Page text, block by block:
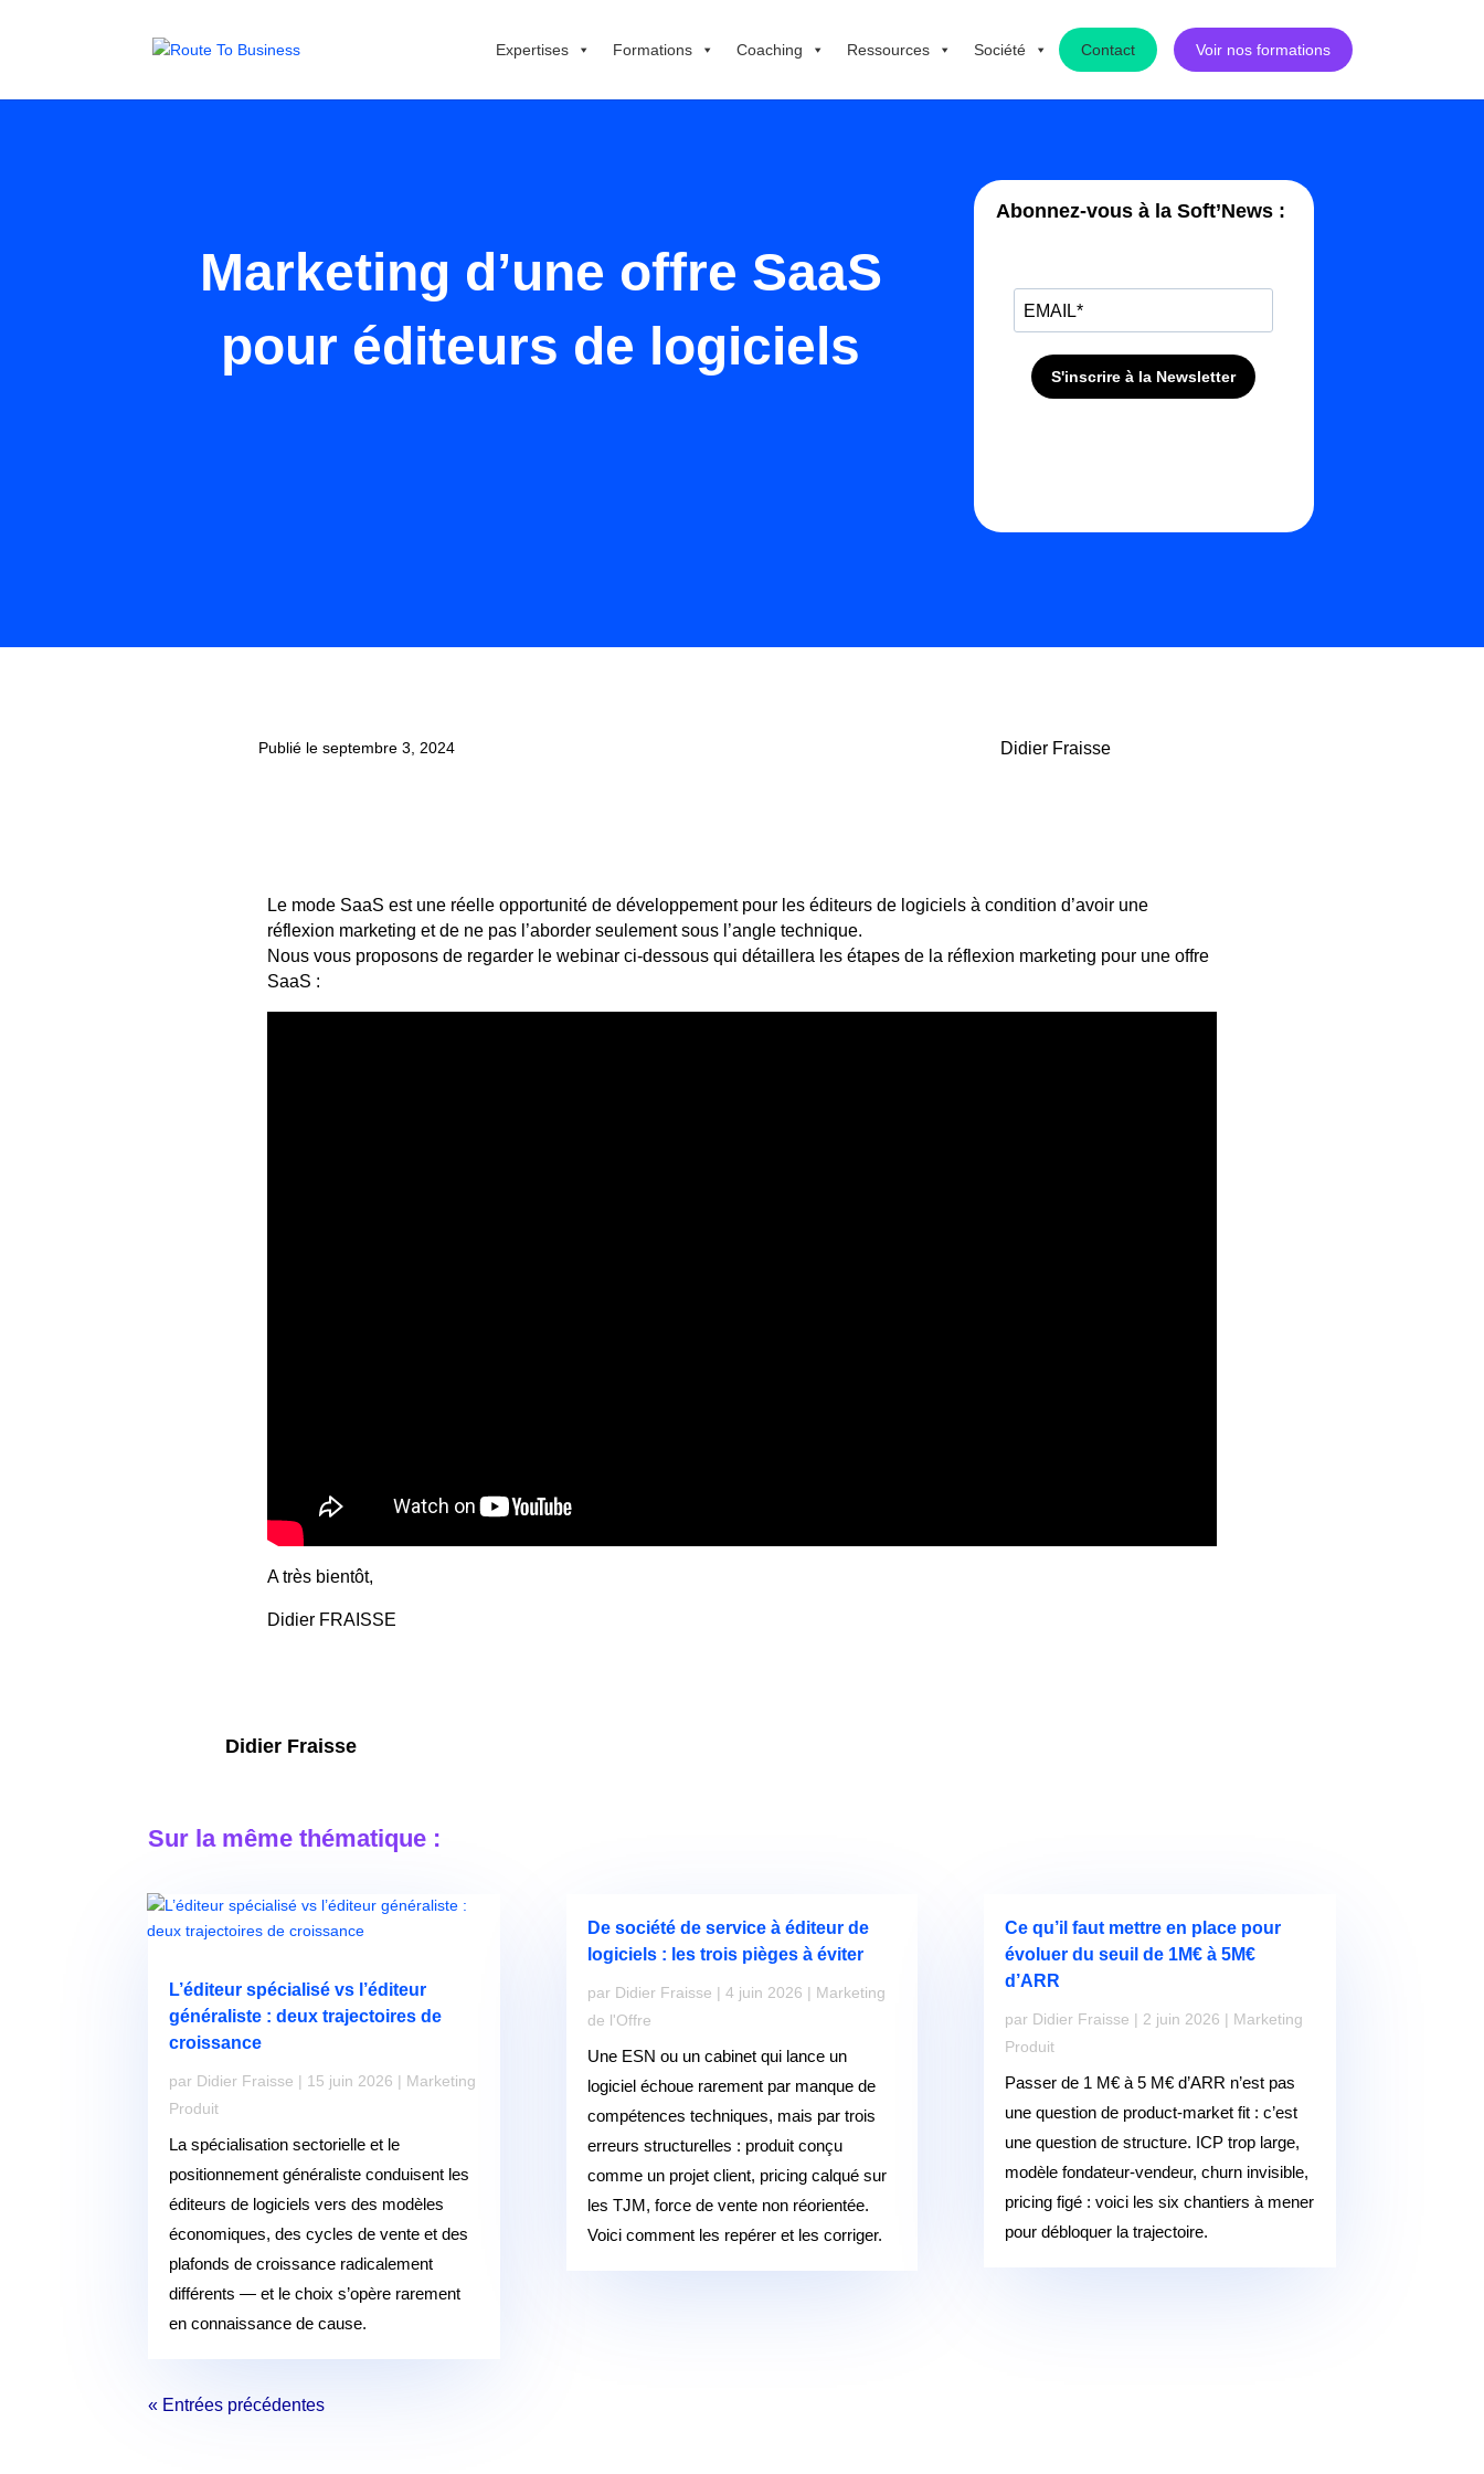
Expertises Formations Coaching Ressources Société Contact Voir nos formations
Marketing d’une offre SaaS
pour éditeurs de logiciels
Abonnez-vous à la Soft’News :
Publié le septembre 3, 2024 Didier Fraisse
Le mode SaaS est une réelle opportunité de développement pour les éditeurs de logiciels à condition d’avoir une
réflexion marketing et de ne pas l’aborder seulement sous l’angle technique.
Nous vous proposons de regarder le webinar ci-dessous qui détaillera les étapes de la réflexion marketing pour une offre
SaaS :
A très bientôt,
Didier FRAISSE
Didier Fraisse
Sur la même thématique :
L’éditeur spécialisé vs l’éditeur
généraliste : deux trajectoires de
croissance
par Didier Fraisse | 15 juin 2026 | Marketing
Produit
La spécialisation sectorielle et le
positionnement généraliste conduisent les
éditeurs de logiciels vers des modèles
économiques, des cycles de vente et des
plafonds de croissance radicalement
différents — et le choix s’opère rarement
en connaissance de cause.
De société de service à éditeur de
logiciels : les trois pièges à éviter
par Didier Fraisse | 4 juin 2026 | Marketing
de l'Offre
Une ESN ou un cabinet qui lance un
logiciel échoue rarement par manque de
compétences techniques, mais par trois
erreurs structurelles : produit conçu
comme un projet client, pricing calqué sur
les TJM, force de vente non réorientée.
Voici comment les repérer et les corriger.
Ce qu’il faut mettre en place pour
évoluer du seuil de 1M€ à 5M€
d’ARR
par Didier Fraisse | 2 juin 2026 | Marketing
Produit
Passer de 1 M€ à 5 M€ d’ARR n’est pas
une question de product-market fit : c’est
une question de structure. ICP trop large,
modèle fondateur-vendeur, churn invisible,
pricing figé : voici les six chantiers à mener
pour débloquer la trajectoire.
« Entrées précédentes